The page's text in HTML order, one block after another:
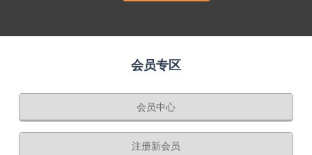
会员专区
会员中心
注册新会员